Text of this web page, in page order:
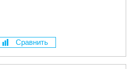
Сравнить